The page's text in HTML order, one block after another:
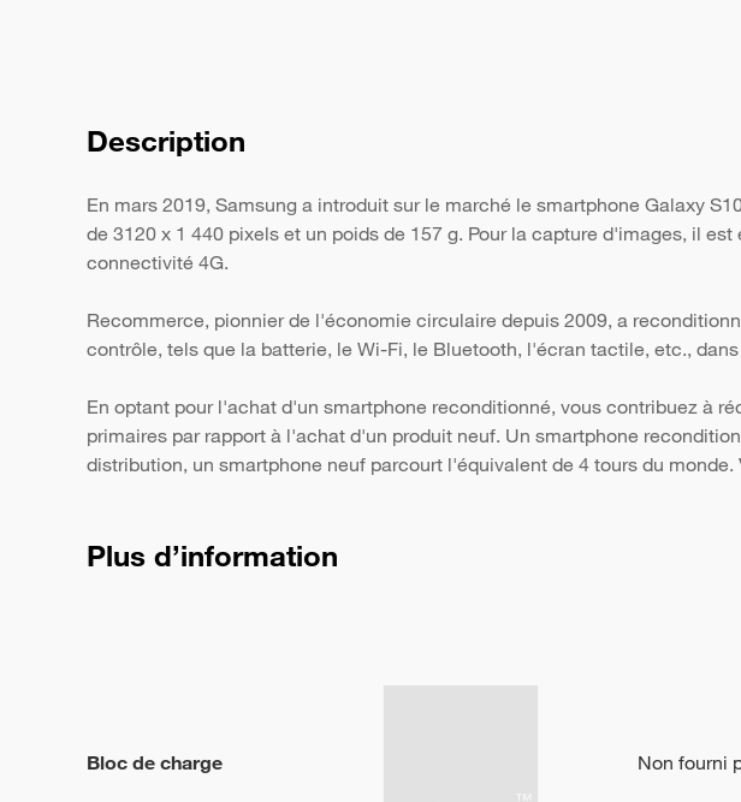
Description
En mars 2019, Samsung a introduit sur le marché le smartphone Galaxy
de 3120 x 1 440 pixels et un poids de 157 g. Pour la capture d'images, il
connectivité 4G.
Recommerce, pionnier de l'économie circulaire depuis 2009, a
contrôle, tels que la batterie, le Wi-Fi, le Bluetooth, l'écran tactile, etc.,
En optant pour l'achat d'un smartphone reconditionné, vous contribuez à
primaires par rapport à l'achat d'un produit neuf. Un smartphone
distribution, un smartphone neuf parcourt l'équivalent de 4 tours du monde.
Plus d’information
Bloc de charge Non fourni